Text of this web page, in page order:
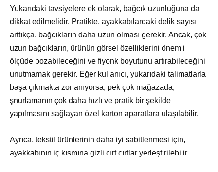
Yukarıdaki tavsiyelere ek olarak, bağcık uzunluğuna da
dikkat edilmelidir. Pratikte, ayakkabılardaki delik sayısı
arttıkça, bağcıkların daha uzun olması gerekir. Ancak, çok
uzun bağcıkların, ürünün görsel özelliklerini önemli
ölçüde bozabileceğini ve fiyonk boyutunu artırabileceğini
unutmamak gerekir. Eğer kullanıcı, yukarıdaki talimatlarla
başa çıkmakta zorlanıyorsa, pek çok mağazada,
şnurlamanın çok daha hızlı ve pratik bir şekilde
yapılmasını sağlayan özel karton aparatlara ulaşılabilir.
Ayrıca, tekstil ürünlerinin daha iyi sabitlenmesi için,
ayakkabının iç kısmına gizli cırt cırtlar yerleştirilebilir.